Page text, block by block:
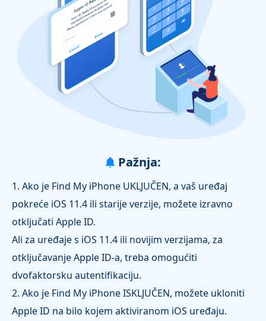
Pažnja:
1. Ako je Find My iPhone UKLJUČEN, a vaš uređaj
pokreće iOS 11.4 ili starije verzije, možete izravno
otključati Apple ID.
Ali za uređaje s iOS 11.4 ili novijim verzijama, za
otključavanje Apple ID-a, treba omogućiti
dvofaktorsku autentifikaciju.
2. Ako je Find My iPhone ISKLJUČEN, možete ukloniti
Apple ID na bilo kojem aktiviranom iOS uređaju.